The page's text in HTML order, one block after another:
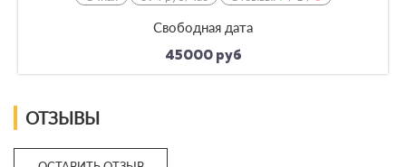
Свободная дата
45000 руб
ОТЗЫВЫ